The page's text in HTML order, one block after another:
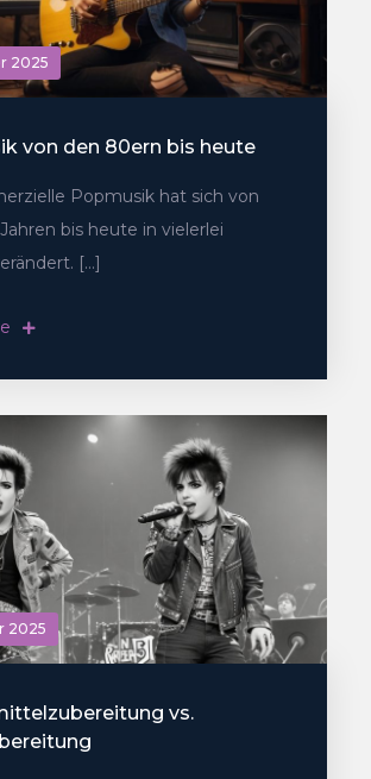
2025
von den 80ern bis heute
Popmusik hat sich von
bis heute in vielerlei
[…]
2025
vs.